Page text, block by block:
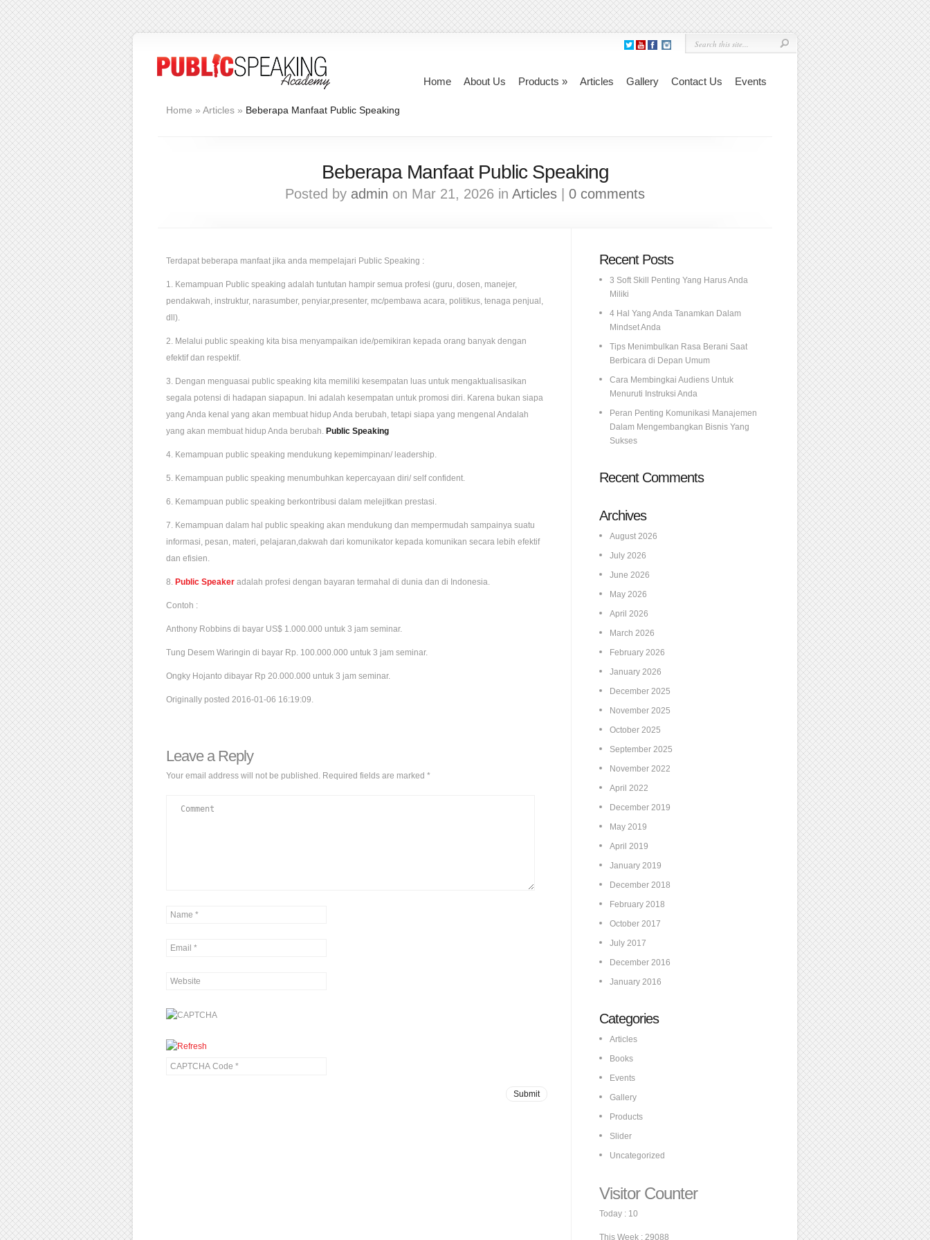
Home About Us Products » Articles Gallery Contact Us Events
Home » Articles » Beberapa Manfaat Public Speaking
Beberapa Manfaat Public Speaking
Posted by admin on Mar 21, 2026 in Articles 0 comments
Terdapat beberapa manfaat jika anda mempelajari Public Speaking :
1. Kemampuan Public speaking adalah tuntutan hampir semua profesi (guru, dosen, manejer,
pendakwah, instruktur, narasumber, penyiar,presenter, mc/pembawa acara, politikus, tenaga penjual,
dll).
2. Melalui public speaking kita bisa menyampaikan ide/pemikiran kepada orang banyak dengan
efektif dan respektif.
3. Dengan menguasai public speaking kita memiliki kesempatan luas untuk mengaktualisasikan
segala potensi di hadapan siapapun. Ini adalah kesempatan untuk promosi diri. Karena bukan siapa
yang Anda kenal yang akan membuat hidup Anda berubah, tetapi siapa yang mengenal Andalah
yang akan membuat hidup Anda berubah. Public Speaking
4. Kemampuan public speaking mendukung kepemimpinan/ leadership.
5. Kemampuan public speaking menumbuhkan kepercayaan diri/ self confident.
6. Kemampuan public speaking berkontribusi dalam melejitkan prestasi.
7. Kemampuan dalam hal public speaking akan mendukung dan mempermudah sampainya suatu
informasi, pesan, materi, pelajaran,dakwah dari komunikator kepada komunikan secara lebih efektif
dan efisien.
8. Public Speaker adalah profesi dengan bayaran termahal di dunia dan di Indonesia.
Contoh :
Anthony Robbins di bayar US$ 1.000.000 untuk 3 jam seminar.
Tung Desem Waringin di bayar Rp. 100.000.000 untuk 3 jam seminar.
Ongky Hojanto dibayar Rp 20.000.000 untuk 3 jam seminar.
Originally posted 2016-01-06 16:19:09.
Leave a Reply
Your email address will not be published. Required fields are marked *
Recent Posts
3 Soft Skill Penting Yang Harus Anda
Miliki
4 Hal Yang Anda Tanamkan Dalam
Mindset Anda
Tips Menimbulkan Rasa Berani Saat
Berbicara di Depan Umum
Cara Membingkai Audiens Untuk
Menuruti Instruksi Anda
Peran Penting Komunikasi Manajemen
Dalam Mengembangkan Bisnis Yang
Sukses
Recent Comments
Archives
August 2026
July 2026
June 2026
May 2026
April 2026
March 2026
February 2026
January 2026
December 2025
November 2025
October 2025
September 2025
November 2022
April 2022
December 2019
May 2019
April 2019
January 2019
December 2018
February 2018
October 2017
July 2017
December 2016
January 2016
Categories
Articles
Books
Events
Gallery
Products
Slider
Uncategorized
Visitor Counter
Today : 10
This Week : 29088